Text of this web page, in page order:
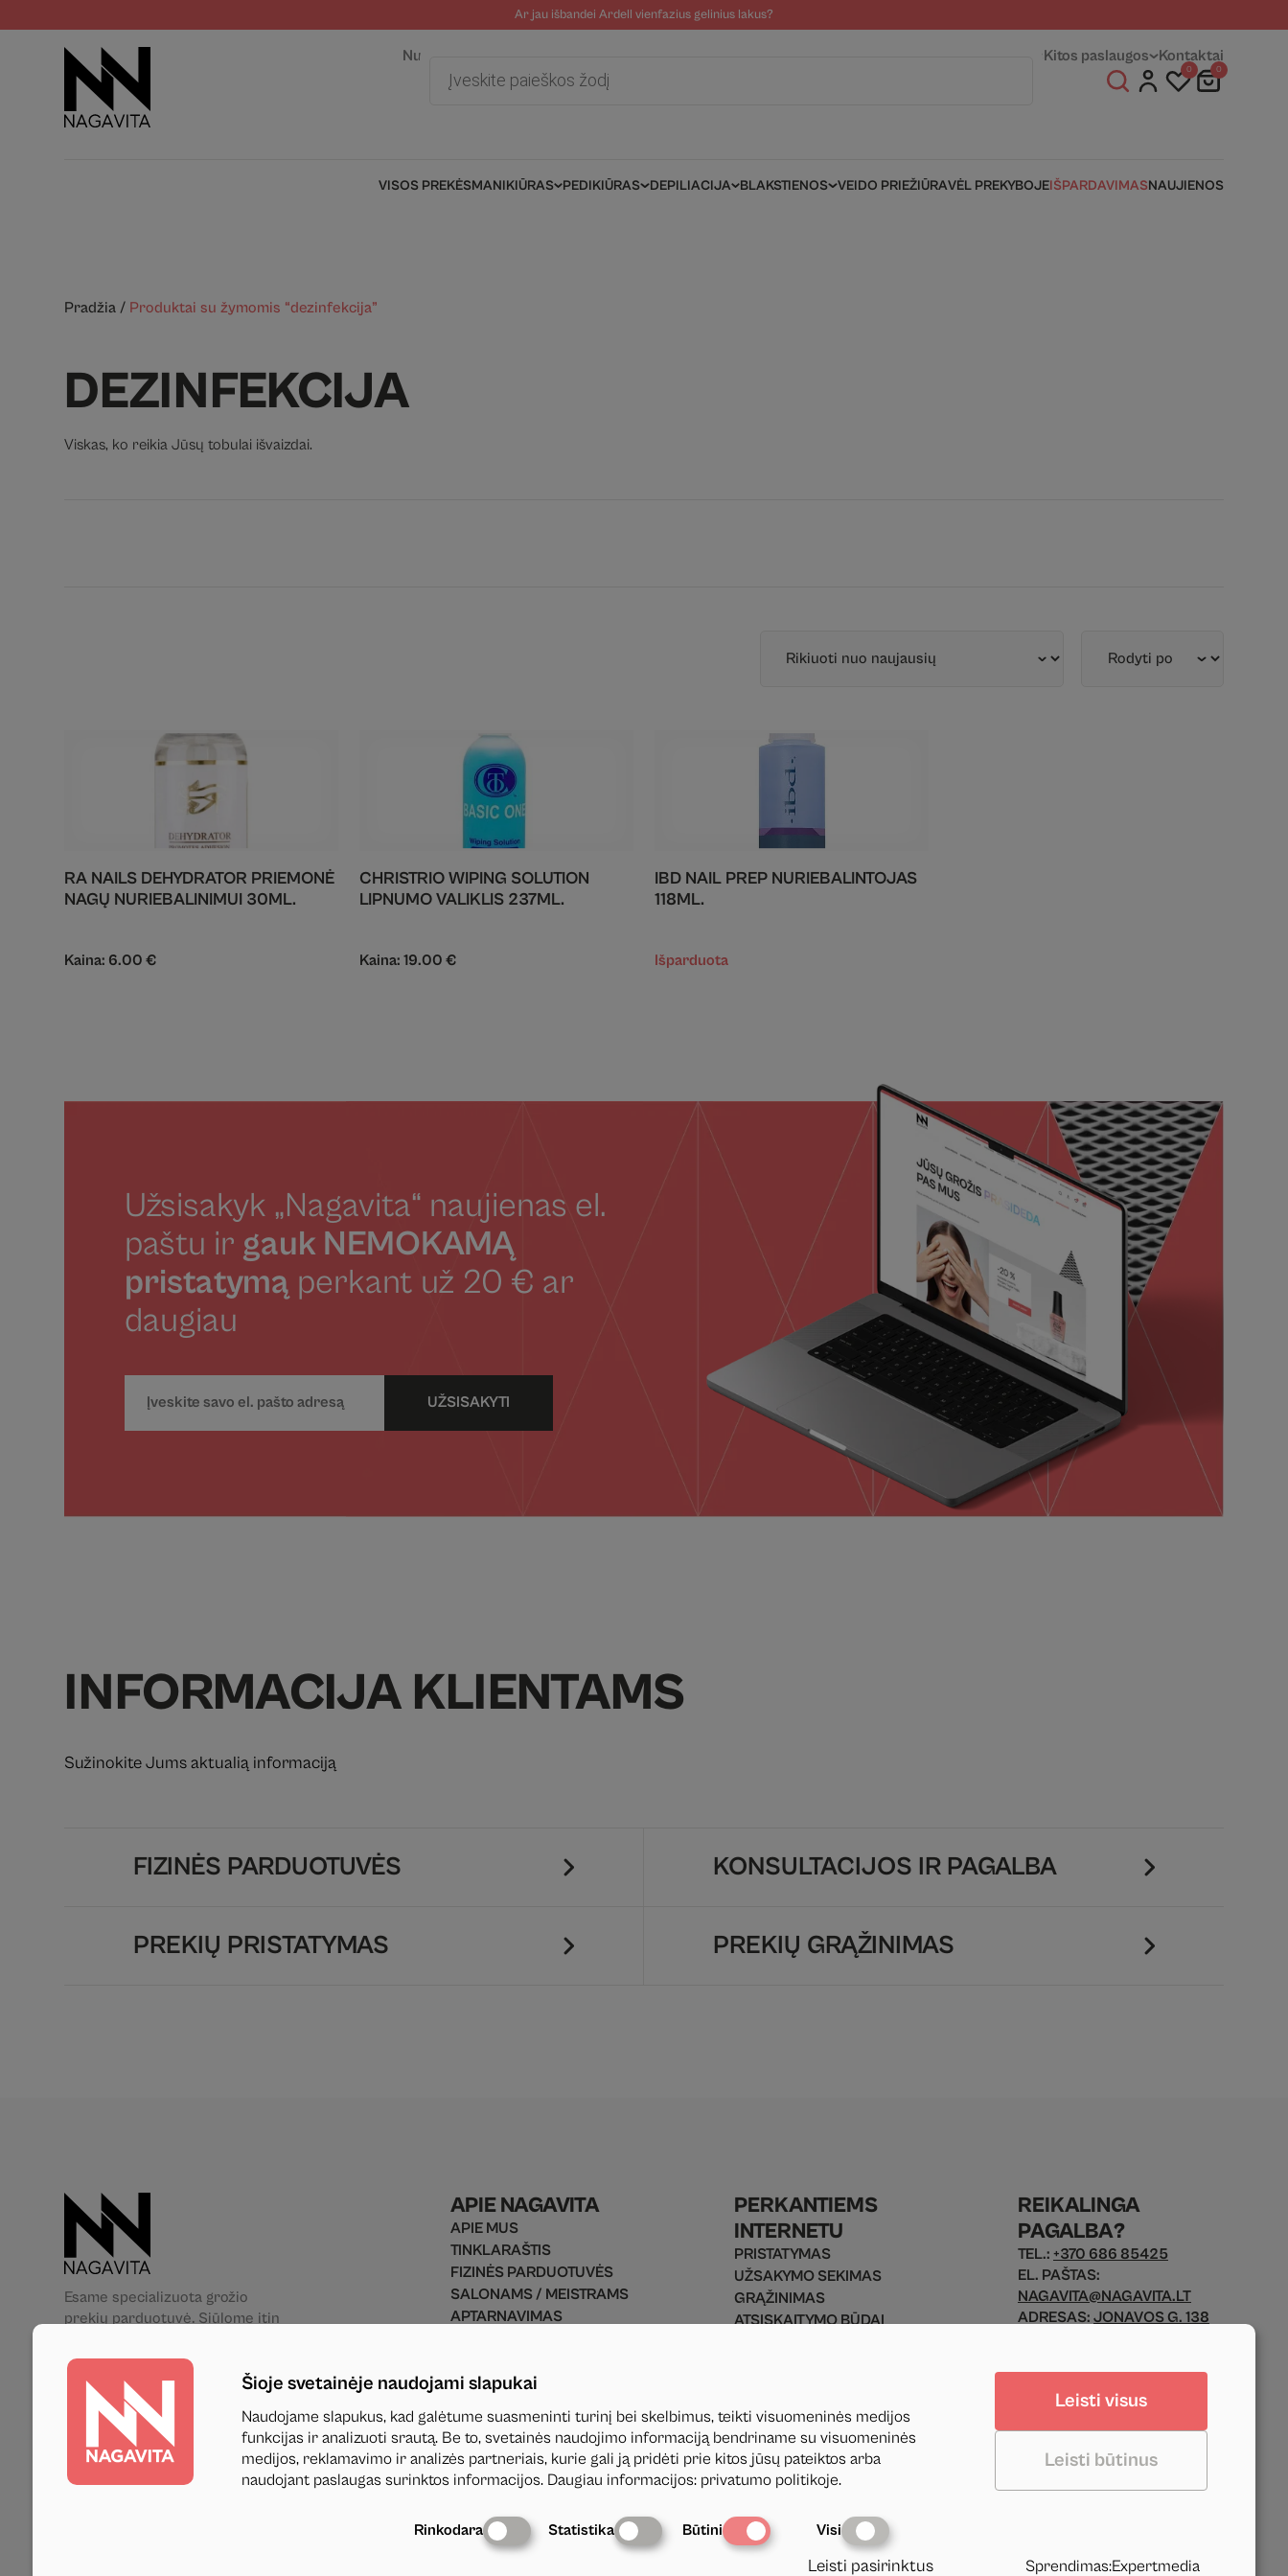
Ar jau išbandei Ardell vienfazius gelinius lakus?
Nuotolinė pagalba Fizinės parduotuvėsKitos paslaugos Kontaktai
search
0 0
VISOS PREKĖSMANIKIŪRAS PEDIKIŪRAS DEPILIACIJA BLAKSTIENOS VEIDO PRIEŽIŪRAVĖL PREKYBOJEIŠPARDAVIMASNAUJIENOS
Pradžia / Produktai su žymomis “dezinfekcija”
DEZINFEKCIJA
Viskas, ko reikia Jūsų tobulai išvaizdai.
RA NAILS DEHYDRATOR PRIEMONĖ
NAGŲ NURIEBALINIMUI 30ML.
Kaina: 6.00€
CHRISTRIO WIPING SOLUTION
LIPNUMO VALIKLIS 237ML.
Kaina:19.00€
IBD NAIL PREP NURIEBALINTOJAS
118ML.
Išparduota
Užsisakyk „Nagavita“ naujienas el.
paštu ir gauk NEMOKAMĄ
pristatymą perkant už 20 € ar
daugiau
UŽSISAKYTI
INFORMACIJA KLIENTAMS
Sužinokite Jums aktualią informaciją
FIZINĖS PARDUOTUVĖS KONSULTACIJOS IR PAGALBA
PREKIŲ PRISTATYMAS PREKIŲ GRĄŽINIMAS
Esame specializuota grožio
prekių parduotuvė. Siūlome itin
priemonių asortimentą. Jūsų
patogumui turime net 5 fizines
parduotuves skirtinguose
Lietuvos miestuose. Mums rūpi
ne tik Jūsų grožis, bet ir
saugumas, todėl pas mus rasite
tik patikimų gamintojų,
APIE NAGAVITA
APIE MUS
TINKLARAŠTIS
FIZINĖS PARDUOTUVĖS
SALONAMS / MEISTRAMS
APTARNAVIMAS
KONTAKTAI
PERKANTIEMS
INTERNETU
PRISTATYMAS
UŽSAKYMO SEKIMAS
GRĄŽINIMAS
ATSISKAITYMO BŪDAI
REIKALINGA
PAGALBA?
TEL.: +370 686 85425
EL. PAŠTAS:
NAGAVITA@NAGAVITA.LT
ADRESAS: JONAVOS G. 138
DARBO LAIKAS:
Šioje svetainėje naudojami slapukai
Naudojame slapukus, kad galėtume suasmeninti turinį bei skelbimus, teikti visuomeninės medijos
funkcijas ir analizuoti srautą. Be to, svetainės naudojimo informaciją bendriname su visuomeninės
medijos, reklamavimo ir analizės partneriais, kurie gali ją pridėti prie kitos jūsų pateiktos arba
naudojant paslaugas surinktos informacijos. Daugiau informacijos: privatumo politikoje.
Rinkodara Statistika Būtini Visi
Leisti pasirinktus
Leisti būtinus
Leisti visus
Sprendimas:Expertmedia